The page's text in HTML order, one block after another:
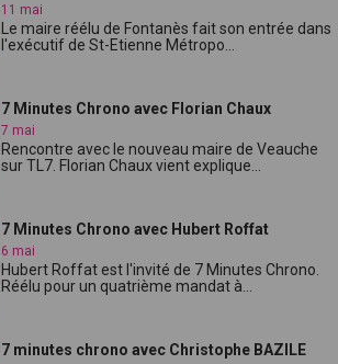
11 mai
Le maire réélu de Fontanès fait son entrée dans
l'exécutif de St-Etienne Métropo...
7 Minutes Chrono avec Florian Chaux
7 mai
Rencontre avec le nouveau maire de Veauche
sur TL7. Florian Chaux vient explique...
7 Minutes Chrono avec Hubert Roffat
6 mai
Hubert Roffat est l'invité de 7 Minutes Chrono.
Réélu pour un quatrième mandat à...
7 minutes chrono avec Christophe BAZILE